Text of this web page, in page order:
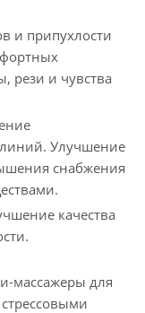
и припухлости
рези и чувства
Улучшение
снабжения
качества
массажеры для
стрессовыми